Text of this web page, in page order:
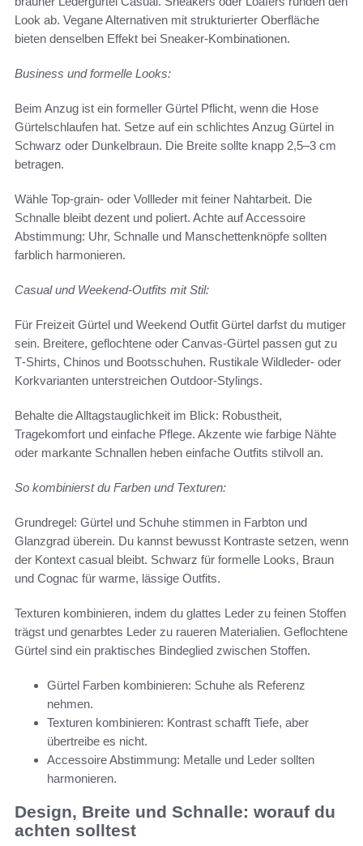
Look ab. Vegane Alternativen mit strukturierter Oberfläche
bieten denselben Effekt bei Sneaker-Kombinationen.
Business und formelle Looks:
Beim Anzug ist ein formeller Gürtel Pflicht, wenn die Hose
Gürtelschlaufen hat. Setze auf ein schlichtes Anzug Gürtel in
Schwarz oder Dunkelbraun. Die Breite sollte knapp 2,5–3 cm
betragen.
Wähle Top-grain- oder Vollleder mit feiner Nahtarbeit. Die
Schnalle bleibt dezent und poliert. Achte auf Accessoire
Abstimmung: Uhr, Schnalle und Manschettenknöpfe sollten
farblich harmonieren.
Casual und Weekend-Outfits mit Stil:
Für Freizeit Gürtel und Weekend Outfit Gürtel darfst du mutiger
sein. Breitere, geflochtene oder Canvas-Gürtel passen gut zu
T‑Shirts, Chinos und Bootsschuhen. Rustikale Wildleder- oder
Korkvarianten unterstreichen Outdoor-Stylings.
Behalte die Alltagstauglichkeit im Blick: Robustheit,
Tragekomfort und einfache Pflege. Akzente wie farbige Nähte
oder markante Schnallen heben einfache Outfits stilvoll an.
So kombinierst du Farben und Texturen:
Grundregel: Gürtel und Schuhe stimmen in Farbton und
Glanzgrad überein. Du kannst bewusst Kontraste setzen, wenn
der Kontext casual bleibt. Schwarz für formelle Looks, Braun
und Cognac für warme, lässige Outfits.
Texturen kombinieren, indem du glattes Leder zu feinen Stoffen
trägst und genarbtes Leder zu raueren Materialien. Geflochtene
Gürtel sind ein praktisches Bindeglied zwischen Stoffen.
Gürtel Farben kombinieren: Schuhe als Referenz
nehmen.
Texturen kombinieren: Kontrast schafft Tiefe, aber
übertreibe es nicht.
Accessoire Abstimmung: Metalle und Leder sollten
harmonieren.
Design, Breite und Schnalle: worauf du
achten solltest